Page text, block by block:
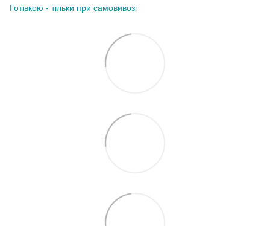
Готівкою - тільки при самовивозі